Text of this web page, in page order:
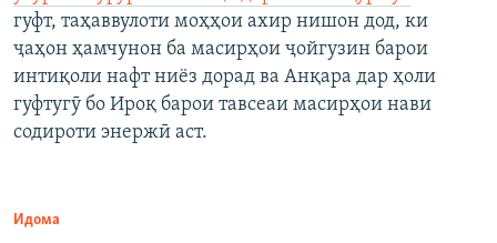
гуфт, таҳаввулоти моҳҳои ахир нишон дод, ки
ҷаҳон ҳамчунон ба масирҳои ҷойгузин барои
интиқоли нафт ниёз дорад ва Анқара дар ҳоли
гуфтугӯ бо Ироқ барои тавсеаи масирҳои нави
содироти энержӣ аст.
Идома